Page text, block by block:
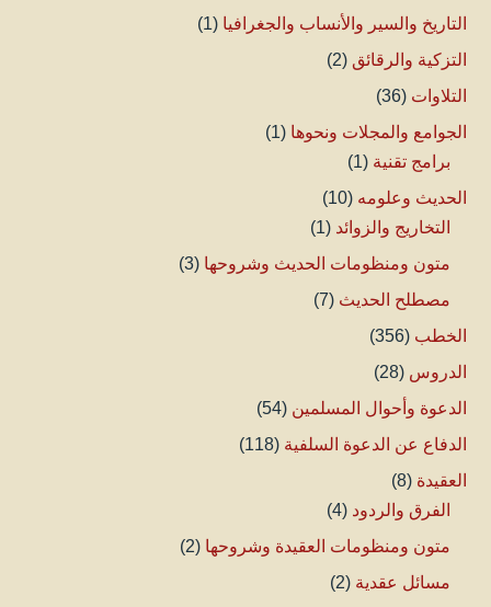
التاريخ والسير والأنساب والجغرافيا (1)
التزكية والرقائق (2)
التلاوات (36)
الجوامع والمجلات ونحوها (1)
برامج تقنية (1)
الحديث وعلومه (10)
التخاريج والزوائد (1)
متون ومنظومات الحديث وشروحها (3)
مصطلح الحديث (7)
الخطب (356)
الدروس (28)
الدعوة وأحوال المسلمين (54)
الدفاع عن الدعوة السلفية (118)
العقيدة (8)
الفرق والردود (4)
متون ومنظومات العقيدة وشروحها (2)
مسائل عقدية (2)